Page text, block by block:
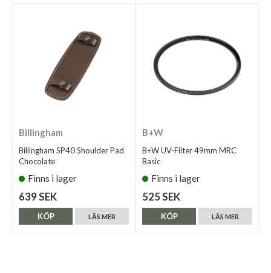
Billingham
Billingham SP40 Shoulder Pad
Chocolate
Finns i lager
639 SEK
LÄS MER
KÖP
B+W
B+W UV-Filter 49mm MRC
Basic
Finns i lager
525 SEK
LÄS MER
KÖP